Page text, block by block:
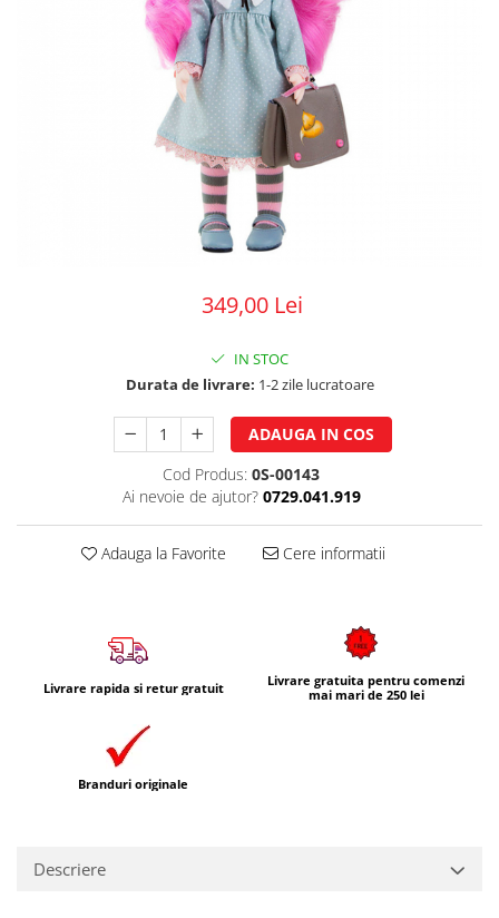
349,00 Lei
IN STOC
Durata de livrare: 1-2 zile lucratoare
ADAUGA IN COS
Cod Produs: 0S-00143
Ai nevoie de ajutor? 0729.041.919
Adauga la Favorite Cere informatii
Livrare rapida si retur gratuit
Livrare gratuita pentru comenzi
mai mari de 250 lei
Branduri originale
Descriere